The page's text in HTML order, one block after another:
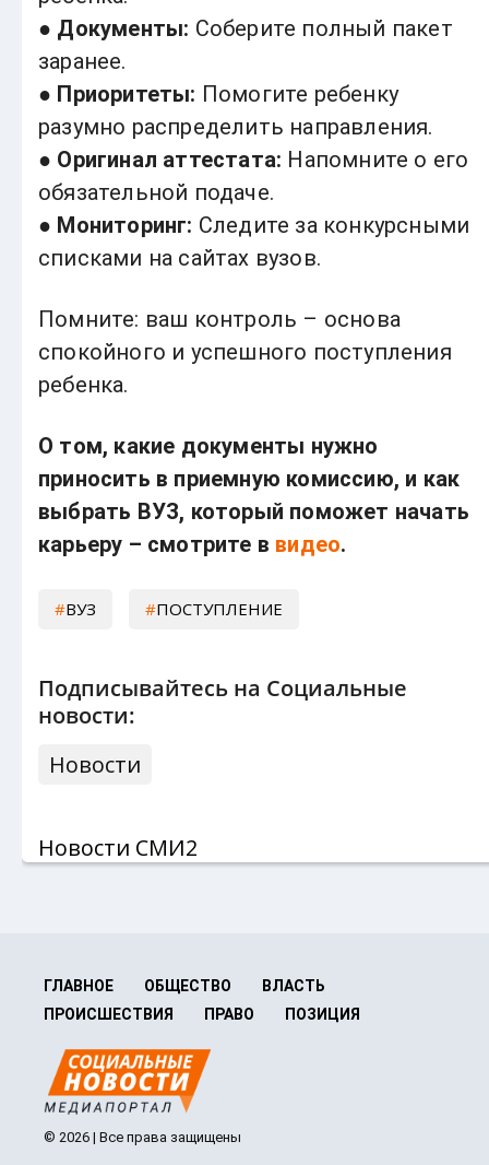
● Документы: Соберите полный пакет
заранее.
● Приоритеты: Помогите ребенку
разумно распределить направления.
● Оригинал аттестата: Напомните о его
обязательной подаче.
● Мониторинг: Следите за конкурсными
списками на сайтах вузов.
Помните: ваш контроль – основа
спокойного и успешного поступления
ребенка.
О том, какие документы нужно
приносить в приемную комиссию, и как
выбрать ВУЗ, который поможет начать
карьеру – смотрите в видео.
ВУЗ ПОСТУПЛЕНИЕ
Подписывайтесь на Социальные
новости:
Новости
Новости СМИ2
ГЛАВНОЕ ОБЩЕСТВО
ВЛАСТЬ
ПРОИСШЕСТВИЯ
ПРАВО ПОЗИЦИЯ
© 2026 | Все права защищены